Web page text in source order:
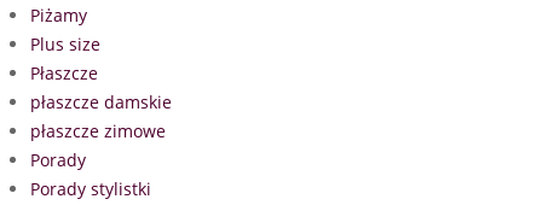
Piżamy
Plus size
Płaszcze
płaszcze damskie
płaszcze zimowe
Porady
Porady stylistki